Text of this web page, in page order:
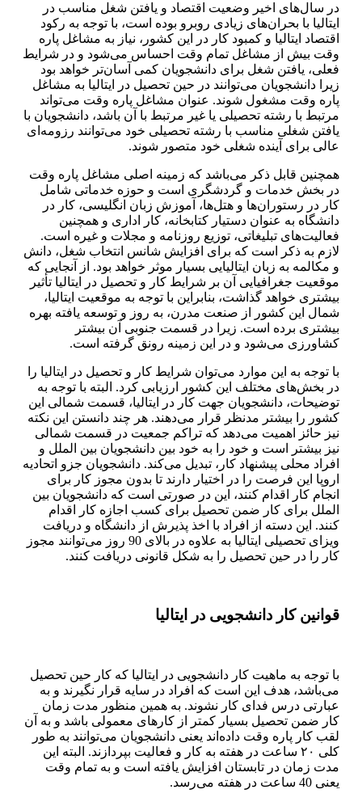
در سال‌های اخیر وضعیت اقتصاد و یافتن شغل مناسب در
ایتالیا با بحران‌های زیادی روبرو بوده است، با توجه به رکود
اقتصاد ایتالیا و کمبود کار در این کشور، نیاز به مشاغل پاره
وقت بیش از مشاغل تمام وقت احساس می‌شود و در شرایط
فعلی، یافتن شغل برای دانشجویان کمی آسان‌تر خواهد بود
زیرا دانشجویان می‌توانند در حین تحصیل در ایتالیا به مشاغل
پاره وقت مشغول شوند. عنوان مشاغل پاره وقت می‌تواند
مرتبط با رشته تحصیلی یا غیر مرتبط با آن باشد، دانشجویان با
یافتن شغلی مناسب با رشته تحصیلی خود می‌توانند رزومه‌ای
عالی برای آینده شغلی خود متصور شوند.
همچنین قابل ذکر می‌باشد که زمینه اصلی مشاغل پاره وقت
در بخش خدمات و گردشگری است و حوزه خدماتی شامل
کار در رستوران‌ها و هتل‌ها، آموزش زبان انگلیسی، کار در
دانشگاه به عنوان دستیار کتابخانه، کار اداری و همچنین
فعالیت‌های تبلیغاتی، توزیع روزنامه و مجلات و غیره است.
لازم به ذکر است که برای افزایش شانس انتخاب شغل، دانش
و مکالمه به زبان ایتالیایی بسیار موثر خواهد بود. از آنجایی که
موقعیت جغرافیایی آن بر شرایط کار و تحصیل در ایتالیا تأثیر
بیشتری خواهد گذاشت، بنابراین با توجه به موقعیت ایتالیا،
شمال این کشور از صنعت مدرن، به روز و توسعه یافته بهره
بیشتری برده است. زیرا در قسمت جنوبی آن بیشتر
کشاورزی می‌شود و در این زمینه رونق گرفته است.
با توجه به این موارد می‌توان شرایط کار و تحصیل در ایتالیا را
در بخش‌های مختلف این کشور ارزیابی کرد. البته با توجه به
توضیحات، دانشجویان جهت کار در ایتالیا، قسمت شمالی این
کشور را بیشتر مدنظر قرار می‌دهند. هر چند دانستن این نکته
نیز حائز اهمیت می‌دهد که تراکم جمعیت در قسمت شمالی
نیز بیشتر است و خود را به خود بین دانشجویان بین الملل و
افراد محلی پیشنهاد کار، تبدیل می‌کند. دانشجویان جزو اتحادیه
اروپا این فرصت را در اختیار دارند تا بدون مجوز کار برای
انجام کار اقدام کنند، این در صورتی است که دانشجویان بین
الملل برای کار ضمن تحصیل برای کسب اجازه کار اقدام
کنند. این دسته از افراد با اخذ پذیرش از دانشگاه و دریافت
ویزای تحصیلی ایتالیا به علاوه در بالای 90 روز می‌توانند مجوز
کار را در حین تحصیل را به شکل قانونی دریافت کنند.
قوانین کار دانشجویی در ایتالیا
با توجه به ماهیت کار دانشجویی در ایتالیا که کار حین تحصیل
می‌باشد، هدف این است که افراد در سایه قرار نگیرند و به
عبارتی درس فدای کار نشوند. به همین منظور مدت زمان
کار ضمن تحصیل بسیار کمتر از کارهای معمولی باشد و به آن
لقب کار پاره وقت داده‌اند یعنی دانشجویان می‌توانند به طور
کلی ۲۰ ساعت در هفته به کار و فعالیت بپردازند. البته این
مدت زمان در تابستان افزایش یافته است و به تمام وقت
یعنی 40 ساعت در هفته می‌رسد.